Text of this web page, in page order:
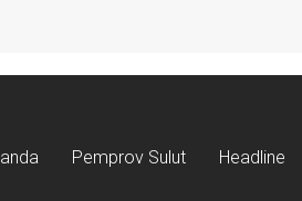
Pemprov Sulut Headline